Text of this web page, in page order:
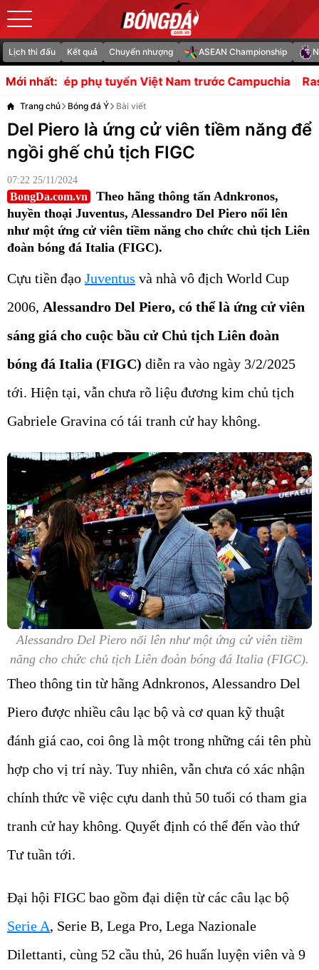
Lịch thi đấu Kết quả Chuyển nhượng ASEAN Championship
Mới nhất:
tuyển Việt Nam trước Campuchia Rashford mang đến
Trang chủ Bóng đá Ý Bài viết
Del Piero là ứng cử viên tiềm năng để
ngồi ghế chủ tịch FIGC
07:22 25/11/2024
BongDa.com.vn
Theo hãng thông tấn Adnkronos,
huyền thoại Juventus, Alessandro Del Piero nổi lên
như một ứng cử viên tiềm năng cho chức chủ tịch Liên
đoàn bóng đá Italia (FIGC).
Cựu tiền đạo Juventus và nhà vô địch World Cup
2006, Alessandro Del Piero, có thể là ứng cử viên
sáng giá cho cuộc bầu cử Chủ tịch Liên đoàn
bóng đá Italia (FIGC) diễn ra vào ngày 3/2/2025
tới. Hiện tại, vẫn chưa rõ liệu đương kim chủ tịch
Gabriele Gravina có tái tranh cử hay không.
Alessandro Del Piero nổi lên như một ứng cử viên tiềm
năng cho chức chủ tịch Liên đoàn bóng đá Italia (FIGC).
Theo thông tin từ hãng Adnkronos, Alessandro Del
Piero được nhiều câu lạc bộ và cơ quan kỹ thuật
đánh giá cao, coi ông là một trong những cái tên phù
hợp cho vị trí này. Tuy nhiên, vẫn chưa có xác nhận
chính thức về việc cựu danh thủ 50 tuổi có tham gia
tranh cử hay không. Quyết định có thể đến vào thứ
Tư tuần tới.
Đại hội FIGC bao gồm đại diện từ các câu lạc bộ
Serie A, Serie B, Lega Pro, Lega Nazionale
Dilettanti, cùng 52 cầu thủ, 26 huấn luyện viên và 9